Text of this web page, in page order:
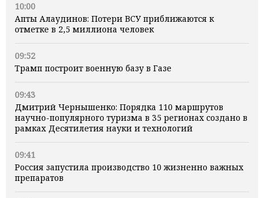
10:00
Апты Алаудинов: Потери ВСУ приближаются к
отметке в 2,5 миллиона человек
09:52
Трамп построит военную базу в Газе
09:43
Дмитрий Чернышенко: Порядка 110 маршрутов
научно-популярного туризма в 35 регионах создано в
рамках Десятилетия науки и технологий
09:41
Россия запустила производство 10 жизненно важных
препаратов